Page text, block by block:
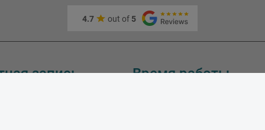
4.7 out of 5
запись Время работы